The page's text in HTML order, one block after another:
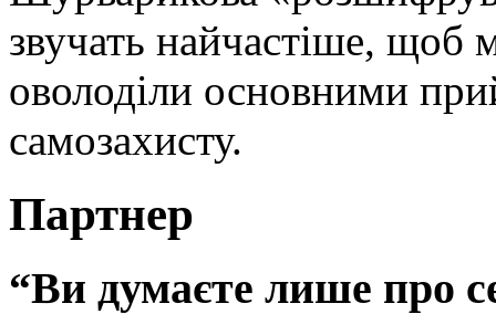
звучать найчастіше, щоб
оволоділи основними
самозахисту.
Партнер
“Ви думаєте лише про